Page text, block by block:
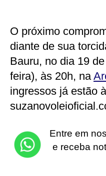
O próximo
diante de sua
Bauru, no dia 19
feira), às 20h, na
ingressos já estão
Entre em
e receba